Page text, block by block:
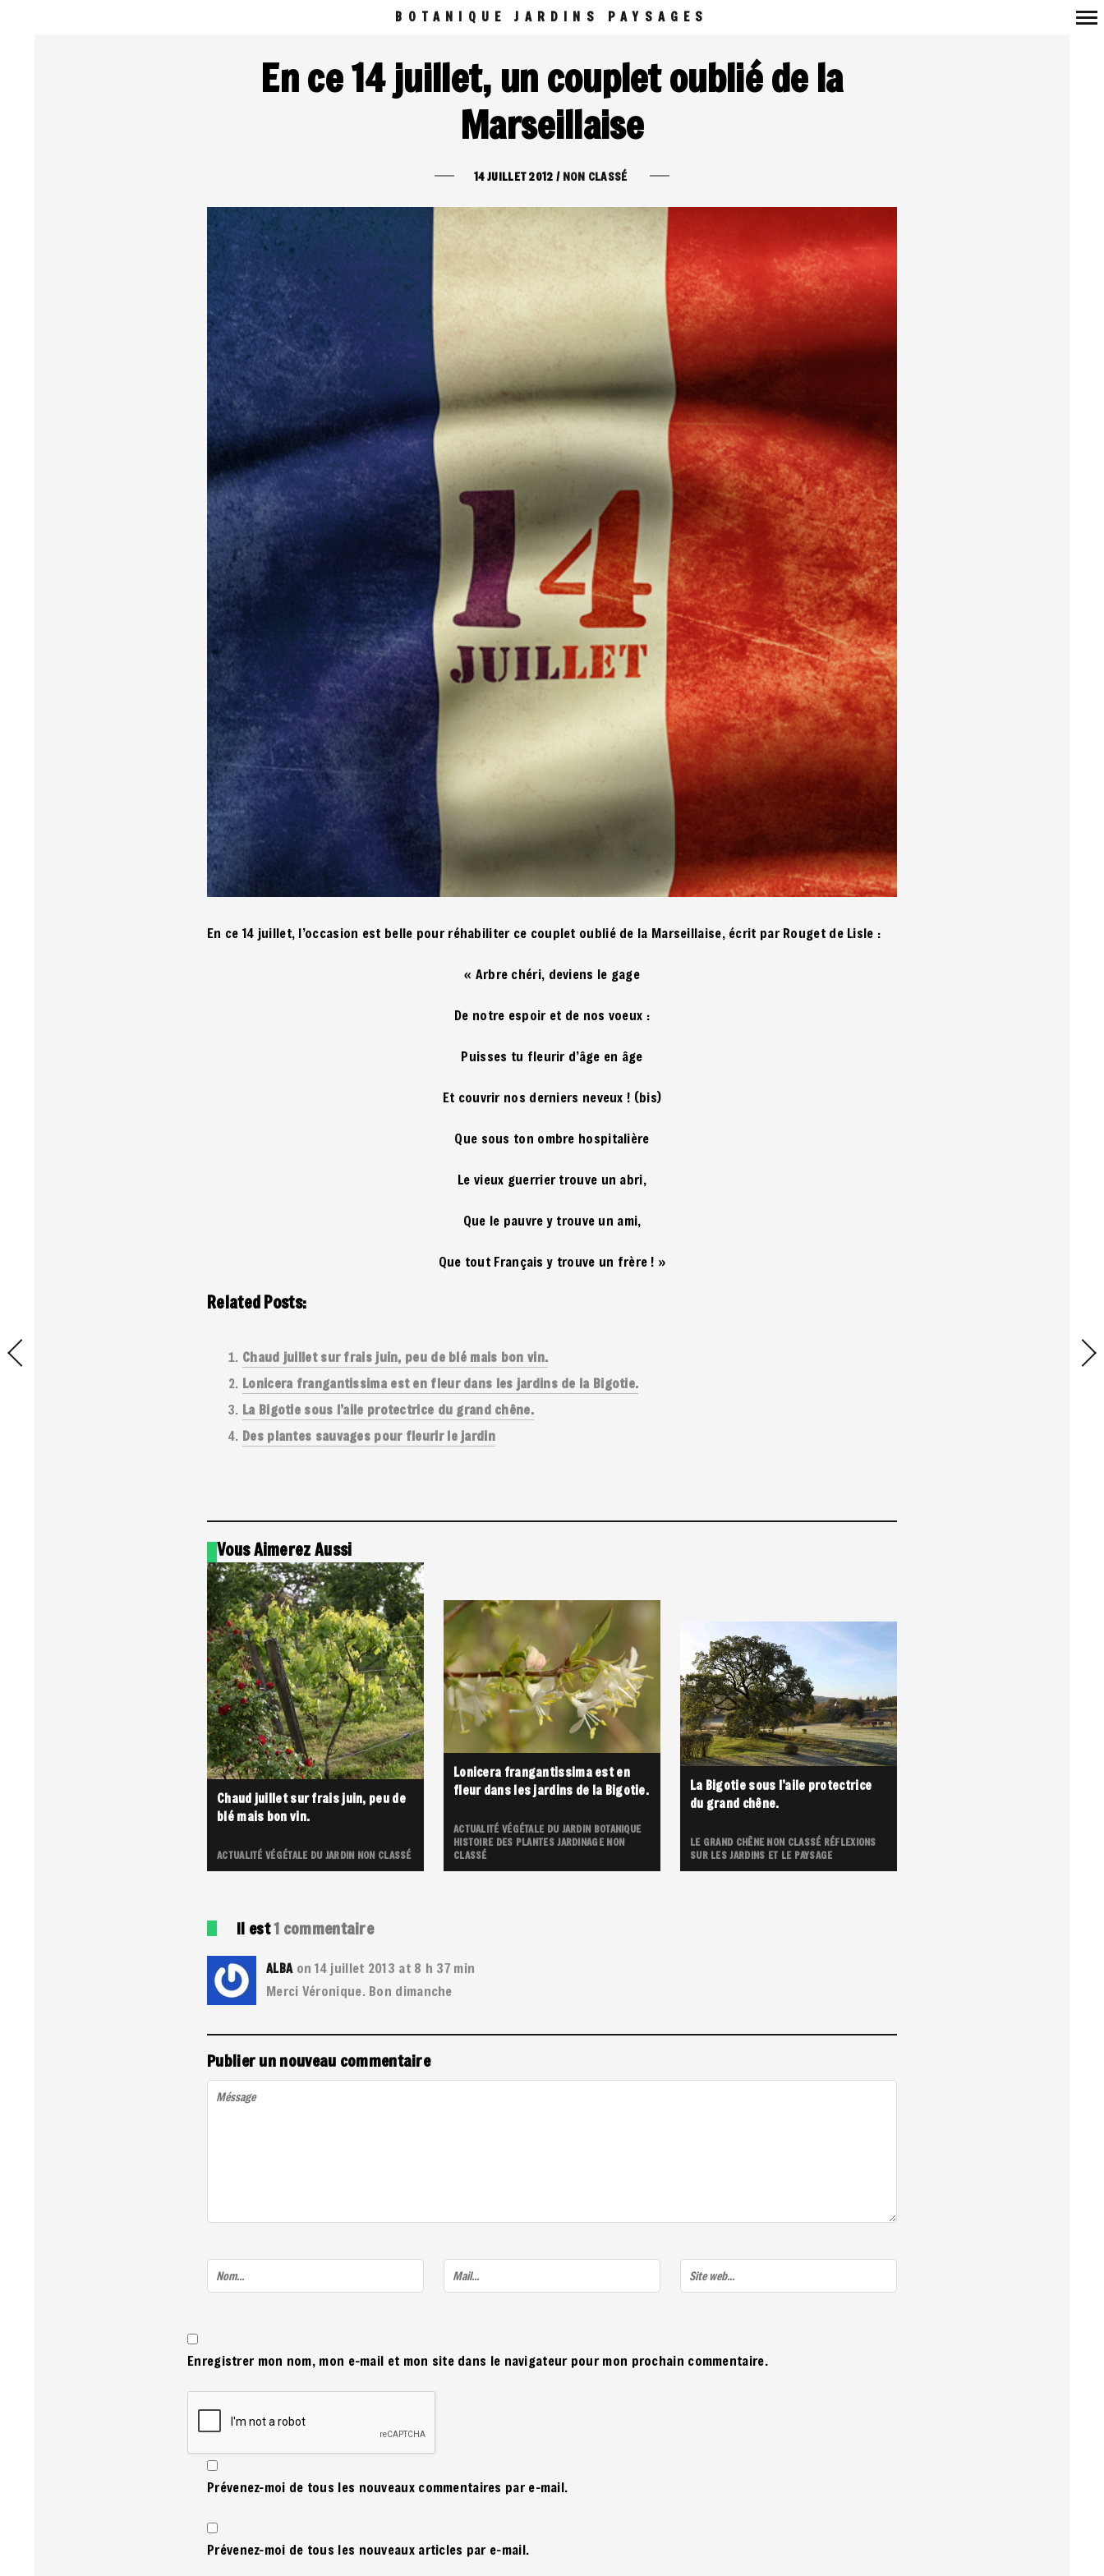
BOTANIQUE JARDINS PAYSAGES
En ce 14 juillet, un couplet oublié de la
Marseillaise
14 JUILLET 2012 / NON CLASSÉ
En ce 14 juillet, l’occasion est belle pour réhabiliter ce couplet oublié de la Marseillaise, écrit par Rouget de Lisle :
« Arbre chéri, deviens le gage
De notre espoir et de nos voeux :
Puisses tu fleurir d’âge en âge
Et couvrir nos derniers neveux ! (bis)
Que sous ton ombre hospitalière
Le vieux guerrier trouve un abri,
Que le pauvre y trouve un ami,
Que tout Français y trouve un frère ! »
Related Posts:
Chaud juillet sur frais juin, peu de blé mais bon vin.
Lonicera frangantissima est en fleur dans les jardins de la Bigotie.
La Bigotie sous l’aile protectrice du grand chêne.
Des plantes sauvages pour fleurir le jardin
Vous Aimerez Aussi
Chaud juillet sur frais juin, peu de
blé mais bon vin.
ACTUALITÉ VÉGÉTALE DU JARDIN NON CLASSÉ
Lonicera frangantissima est en
fleur dans les jardins de la Bigotie.
ACTUALITÉ VÉGÉTALE DU JARDIN BOTANIQUE
HISTOIRE DES PLANTESJARDINAGENON
CLASSÉ
La Bigotie sous l’aile protectrice
du grand chêne.
LE GRAND CHÊNENON CLASSÉ RÉFLEXIONS
SUR LES JARDINS ET LE PAYSAGE
Il est1 commentaire
ALBA on 14 juillet 2013 at 8 h 37 min
Merci Véronique. Bon dimanche
Publier un nouveau commentaire
Enregistrer mon nom, mon e-mail et mon site dans le navigateur pour mon prochain commentaire.
Prévenez-moi de tous les nouveaux commentaires par e-mail.
Prévenez-moi de tous les nouveaux articles par e-mail.